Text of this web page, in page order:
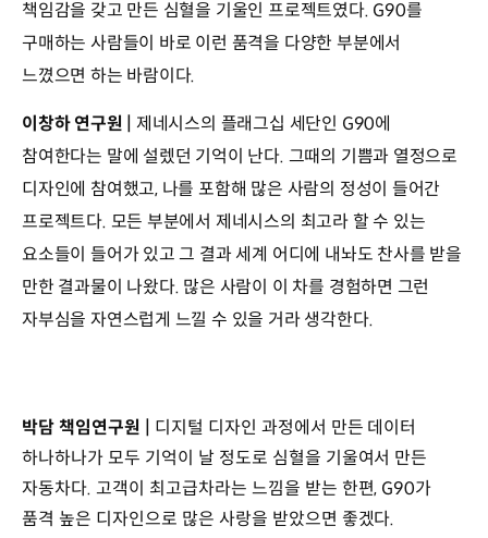
책임감을 갖고 만든 심혈을 기울인 프로젝트였다. G90를
구매하는 사람들이 바로 이런 품격을 다양한 부분에서
느꼈으면 하는 바람이다.
이창하 연구원 | 제네시스의 플래그십 세단인 G90에
참여한다는 말에 설렜던 기억이 난다. 그때의 기쁨과 열정으로
디자인에 참여했고, 나를 포함해 많은 사람의 정성이 들어간
프로젝트다. 모든 부분에서 제네시스의 최고라 할 수 있는
요소들이 들어가 있고 그 결과 세계 어디에 내놔도 찬사를 받을
만한 결과물이 나왔다. 많은 사람이 이 차를 경험하면 그런
자부심을 자연스럽게 느낄 수 있을 거라 생각한다.
박담 책임연구원 | 디지털 디자인 과정에서 만든 데이터
하나하나가 모두 기억이 날 정도로 심혈을 기울여서 만든
자동차다. 고객이 최고급차라는 느낌을 받는 한편, G90가
품격 높은 디자인으로 많은 사랑을 받았으면 좋겠다.